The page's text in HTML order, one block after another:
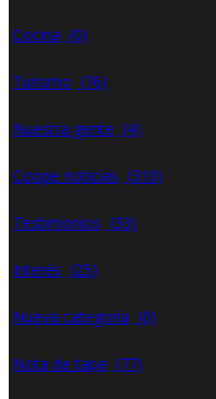
Cocina (0)
Turismo (76)
Nuestra gente (4)
Coope noticias (310)
Testimonios (33)
Interés (25)
Nueva categoría (0)
Nota de tapa (77)